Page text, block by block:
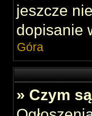
jeszcze
dopisanie
Góra
» Czym